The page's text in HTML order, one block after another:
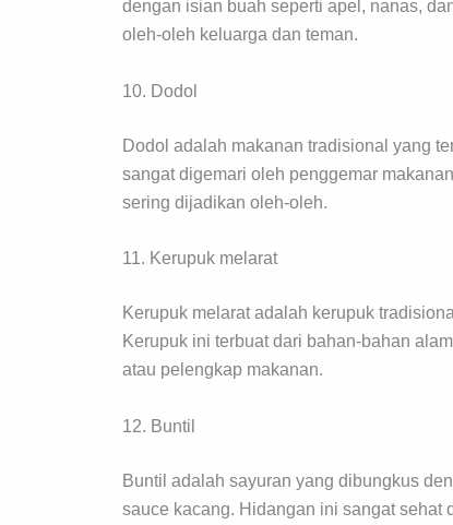
dengan isian buah seperti apel, nanas,
oleh-oleh keluarga dan teman.
10. Dodol
Dodol adalah makanan tradisional yang
sangat digemari oleh penggemar
sering dijadikan oleh-oleh.
11. Kerupuk melarat
Kerupuk melarat adalah kerupuk
Kerupuk ini terbuat dari bahan-bahan
atau pelengkap makanan.
12. Buntil
Buntil adalah sayuran yang dibungkus
sauce kacang. Hidangan ini sangat sehat